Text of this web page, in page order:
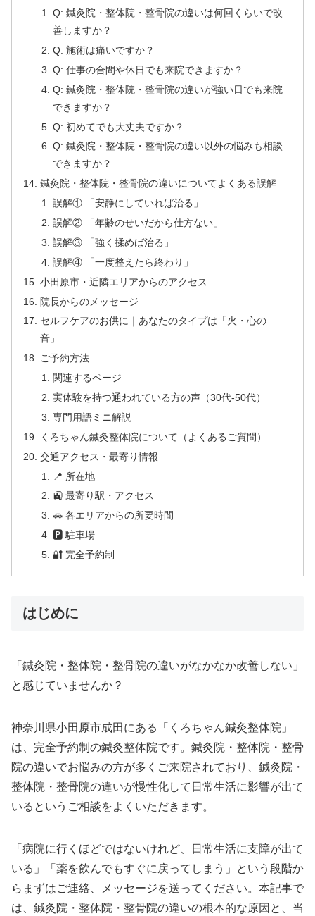
Q: 鍼灸院・整体院・整骨院の違いは何回くらいで改
善しますか？
Q: 施術は痛いですか？
Q: 仕事の合間や休日でも来院できますか？
Q: 鍼灸院・整体院・整骨院の違いが強い日でも来院
できますか？
Q: 初めてでも大丈夫ですか？
Q: 鍼灸院・整体院・整骨院の違い以外の悩みも相談
できますか？
鍼灸院・整体院・整骨院の違いについてよくある誤解
誤解① 「安静にしていれば治る」
誤解② 「年齢のせいだから仕方ない」
誤解③ 「強く揉めば治る」
誤解④ 「一度整えたら終わり」
小田原市・近隣エリアからのアクセス
院長からのメッセージ
セルフケアのお供に｜あなたのタイプは「火・心の
音」
ご予約方法
関連するページ
実体験を持つ通われている方の声（30代-50代）
専門用語ミニ解説
くろちゃん鍼灸整体院について（よくあるご質問）
交通アクセス・最寄り情報
📍 所在地
🚉 最寄り駅・アクセス
🚗 各エリアからの所要時間
🅿 駐車場
🔐 完全予約制
はじめに
「鍼灸院・整体院・整骨院の違いがなかなか改善しない」
と感じていませんか？
神奈川県小田原市成田にある「くろちゃん鍼灸整体院」
は、完全予約制の鍼灸整体院です。鍼灸院・整体院・整骨
院の違いでお悩みの方が多くご来院されており、鍼灸院・
整体院・整骨院の違いが慢性化して日常生活に影響が出て
いるというご相談をよくいただきます。
「病院に行くほどではないけれど、日常生活に支障が出て
いる」「薬を飲んでもすぐに戻ってしまう」という段階か
らまずはご連絡、メッセージを送ってください。本記事で
は、鍼灸院・整体院・整骨院の違いの根本的な原因と、当